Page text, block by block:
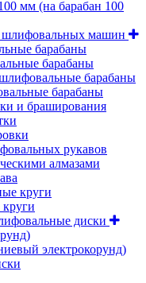
мм (на барабан 100
шлифовальных машин
барабаны
барабаны
барабаны
барабаны
и браширования
рукавов
алмазами
круги
диски
электрокорунд)